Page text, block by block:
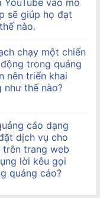
sẽ giúp họ đạt
nào.
chạy một chiến
trong quảng
nên triển khai
thế nào?
cáo dạng
dịch vụ cho
trang web
lời kêu gọi
quảng cáo?